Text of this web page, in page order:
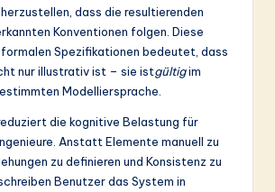
dass die resultierenden
Konventionen folgen. Diese
Spezifikationen bedeutet, dass
nur illustrativ ist – sie istgültigim
Modelliersprache.
die kognitive Belastung für
Anstatt Elemente manuell zu
zu definieren und Konsistenz zu
Benutzer das System in